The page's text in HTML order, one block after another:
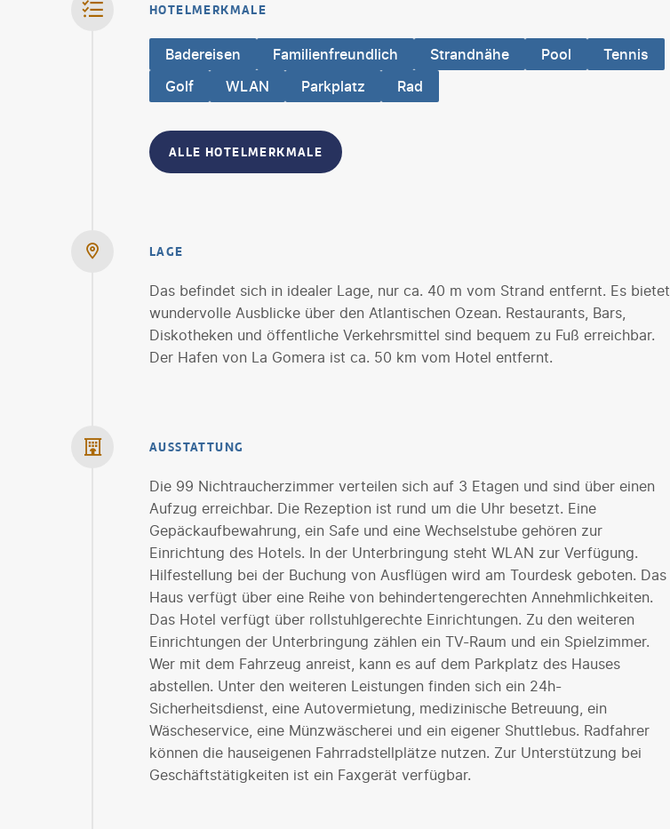
HOTELMERKMALE
Badereisen Familienfreundlich Strandnähe Pool
Tennis
Golf
WLAN Parkplatz Rad
ALLE HOTELMERKMALE
LAGE
Das befindet sich in idealer Lage, nur ca. 40 m vom Strand entfernt. Es bietet
wundervolle Ausblicke über den Atlantischen Ozean. Restaurants, Bars,
Diskotheken und öffentliche Verkehrsmittel sind bequem zu Fuß erreichbar.
Der Hafen von La Gomera ist ca. 50 km vom Hotel entfernt.
AUSSTATTUNG
Die 99 Nichtraucherzimmer verteilen sich auf 3 Etagen und sind über einen
Aufzug erreichbar. Die Rezeption ist rund um die Uhr besetzt. Eine
Gepäckaufbewahrung, ein Safe und eine Wechselstube gehören zur
Einrichtung des Hotels. In der Unterbringung steht WLAN zur Verfügung.
Hilfestellung bei der Buchung von Ausflügen wird am Tourdesk geboten. Das
Haus verfügt über eine Reihe von behindertengerechten Annehmlichkeiten.
Das Hotel verfügt über rollstuhlgerechte Einrichtungen. Zu den weiteren
Einrichtungen der Unterbringung zählen ein TV-Raum und ein Spielzimmer.
Wer mit dem Fahrzeug anreist, kann es auf dem Parkplatz des Hauses
abstellen. Unter den weiteren Leistungen finden sich ein 24h-
Sicherheitsdienst, eine Autovermietung, medizinische Betreuung, ein
Wäscheservice, eine Münzwäscherei und ein eigener Shuttlebus. Radfahrer
können die hauseigenen Fahrradstellplätze nutzen. Zur Unterstützung bei
Geschäftstätigkeiten ist ein Faxgerät verfügbar.